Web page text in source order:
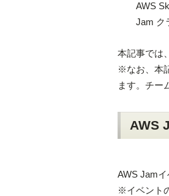
AWS Skill
Jam クラ
本記事では
※なお、本
ます。チー
AWS
AWS Jam
※イベント